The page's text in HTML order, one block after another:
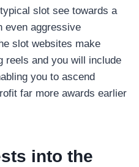
ท์มือถือ
เสริม
ท์
รนด์
slot see towards a
even aggressive
slot websites make
reels and you will include
you to ascend
far more awards earlier
into the